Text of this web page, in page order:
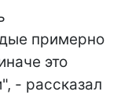
примерно
это
- рассказал